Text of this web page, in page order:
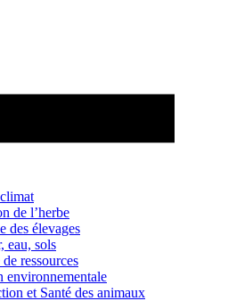
de l’herbe
des élevages
eau, sols
ressources
environnementale
et Santé des animaux